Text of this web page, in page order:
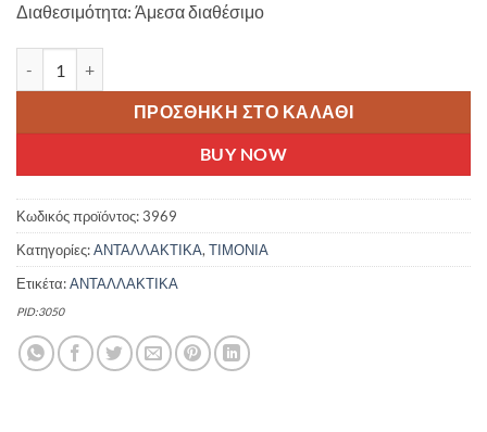
Διαθεσιμότητα: Άμεσα διαθέσιμο
ΠΡΟΣΘΉΚΗ ΣΤΟ ΚΑΛΆΘΙ
BUY NOW
Κωδικός προϊόντος:3969
Κατηγορίες:ΑΝΤΑΛΛΑΚΤΙΚΑ, ΤΙΜΟΝΙΑ
Ετικέτα:ΑΝΤΑΛΛΑΚΤΙΚΑ
PID:3050